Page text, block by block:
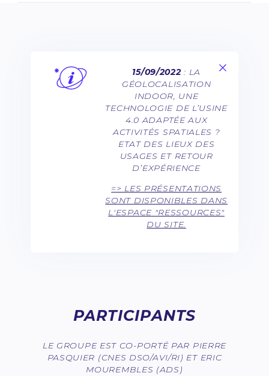
15/09/2022 : LA
GÉOLOCALISATION
INDOOR, UNE
TECHNOLOGIE DE L’USINE
4.0 ADAPTÉE AUX
ACTIVITÉS SPATIALES ?
ETAT DES LIEUX DES
USAGES ET RETOUR
D’EXPÉRIENCE
=> LES PRÉSENTATIONS
SONT DISPONIBLES DANS
L'ESPACE "RESSOURCES"
DU SITE.
PARTICIPANTS
LE GROUPE EST CO-PORTÉ PAR PIERRE
PASQUIER (CNES DSO/AVI/RI) ET ERIC
MOUREMBLES (ADS)